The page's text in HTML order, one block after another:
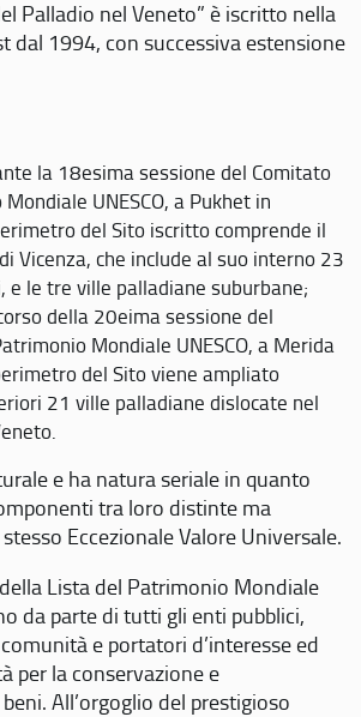
Palladio nel Veneto” è iscritto nella
dal 1994, con successiva estensione
la 18esima sessione del Comitato
UNESCO, a Pukhet in
del Sito iscritto comprende il
Vicenza, che include al suo interno 23
e le tre ville palladiane suburbane;
della 20eima sessione del
Mondiale UNESCO, a Merida
del Sito viene ampliato
21 ville palladiane dislocate nel
e ha natura seriale in quanto
tra loro distinte ma
Eccezionale Valore Universale.
Lista del Patrimonio Mondiale
da parte di tutti gli enti pubblici,
e portatori d’interesse ed
per la conservazione e
All’orgoglio del prestigioso